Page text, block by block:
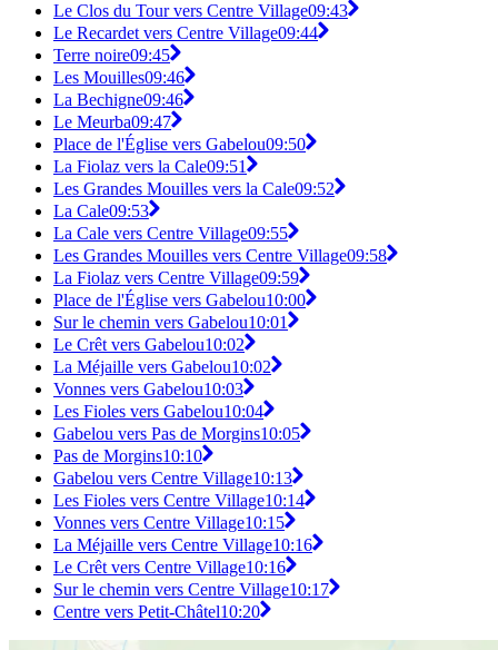
Le Clos du Tour vers Centre Village09:43
Le Recardet vers Centre Village09:44
Terre noire09:45
Les Mouilles09:46
La Bechigne09:46
Le Meurba09:47
Place de l'Église vers Gabelou09:50
La Fiolaz vers la Cale09:51
Les Grandes Mouilles vers la Cale09:52
La Cale09:53
La Cale vers Centre Village09:55
Les Grandes Mouilles vers Centre Village09:58
La Fiolaz vers Centre Village09:59
Place de l'Église vers Gabelou10:00
Sur le chemin vers Gabelou10:01
Le Crêt vers Gabelou10:02
La Méjaille vers Gabelou10:02
Vonnes vers Gabelou10:03
Les Fioles vers Gabelou10:04
Gabelou vers Pas de Morgins10:05
Pas de Morgins10:10
Gabelou vers Centre Village10:13
Les Fioles vers Centre Village10:14
Vonnes vers Centre Village10:15
La Méjaille vers Centre Village10:16
Le Crêt vers Centre Village10:16
Sur le chemin vers Centre Village10:17
Centre vers Petit-Châtel10:20